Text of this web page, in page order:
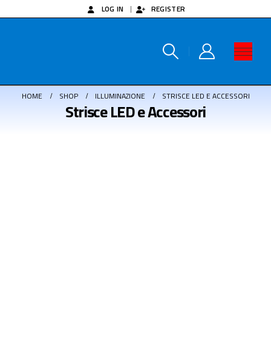
LOG IN REGISTER
HOME SHOP ILLUMINAZIONE STRISCE LED E ACCESSORI
Strisce LED e Accessori